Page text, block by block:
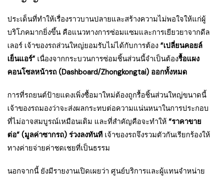
ประเด็นที่ทำให้เรื่องราวบานปลายและสร้างความไม่พอใจให้แก่ผู้
บริโภคมากยิ่งขึ้น คือแนวทางการซ่อมแซมและการเยียวยาจากดีล
เลอร์ เจ้าของรถส่วนใหญ่ยอมรับไม่ได้กับการต้อง “เปลี่ยนคอยล์
เย็นแอร์” เนื่องจากกระบวนการซ่อมชิ้นส่วนนี้จำเป็นต้องรื้อแผง
คอนโซลหน้ารถ (Dashboard/Zhongkongtai) ออกทั้งหมด
การที่รถยนต์ป้ายแดงเพิ่งซื้อมาใหม่ต้องถูกรื้อชิ้นส่วนใหญ่ขนาดนี้
เจ้าของรถมองว่าจะส่งผลกระทบต่อความแน่นหนาในการประกอบ
ที่ไม่อาจสมบูรณ์เหมือนเดิม และที่สำคัญคือจะทำให้ “ราคาขาย
ต่อ” (มูลค่าซากรถ) ร่วงลงทันที เจ้าของรถจึงรวมตัวกันเรียกร้องให้
ทางค่ายจ่ายค่าชดเชยที่เป็นธรรม
นอกจากนี้ ยังมีรายงานเปิดเผยว่า ศูนย์บริการและผู้แทนจำหน่าย